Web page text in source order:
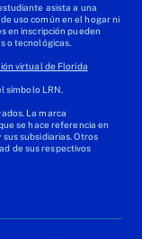
asista a una
uso común en el hogar ni
en inscripción pueden
o tecnológicas.
virtual de Florida
símbolo LRN.
La marca
se hace referencia en
subsidiarias. Otros
de sus respectivos